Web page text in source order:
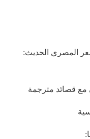
المصري الحديث:
مع قصائد مترجمة